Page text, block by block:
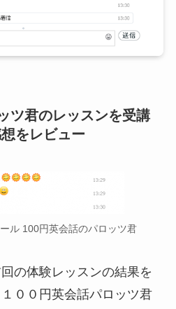
ツ君のレッスンを受講
をレビュー
ル 100円英会話のパロッツ君
の体験レッスンの結果を
００円英会話パロッツ君